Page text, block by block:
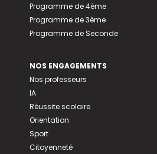
Programme de 4ème
Programme de 3ème
Programme de Seconde
NOS ENGAGEMENTS
Nos professeurs
IA
Réussite scolaire
Orientation
Sport
Citoyenneté